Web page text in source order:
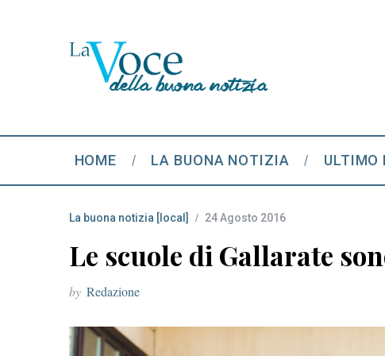
HOME LA BUONA NOTIZIA ULTIMO
La buona notizia [local] 24 Agosto 2016
Le scuole di Gallarate
by Redazione